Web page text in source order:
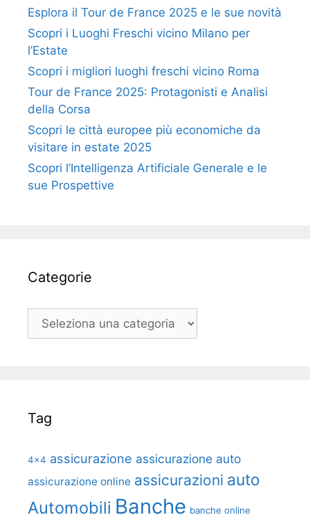
Esplora il Tour de France 2025 e le sue novità
Scopri i Luoghi Freschi vicino Milano per
l’Estate
Scopri i migliori luoghi freschi vicino Roma
Tour de France 2025: Protagonisti e Analisi
della Corsa
Scopri le città europee più economiche da
visitare in estate 2025
Scopri l’Intelligenza Artificiale Generale e le
sue Prospettive
Categorie
Categorie
Tag
4x4 assicurazione assicurazione auto
assicurazione online assicurazioni auto
Automobili Banche banche online